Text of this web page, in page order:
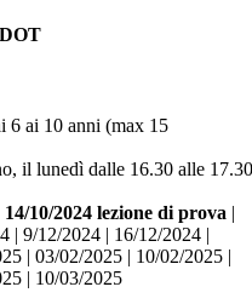
6 ai 10 anni (max 15
il lunedì dalle 16.30 alle 17.30
14/10/2024 lezione di prova |
| 9/12/2024 | 16/12/2024 |
| 03/02/2025 | 10/02/2025 |
| 10/03/2025